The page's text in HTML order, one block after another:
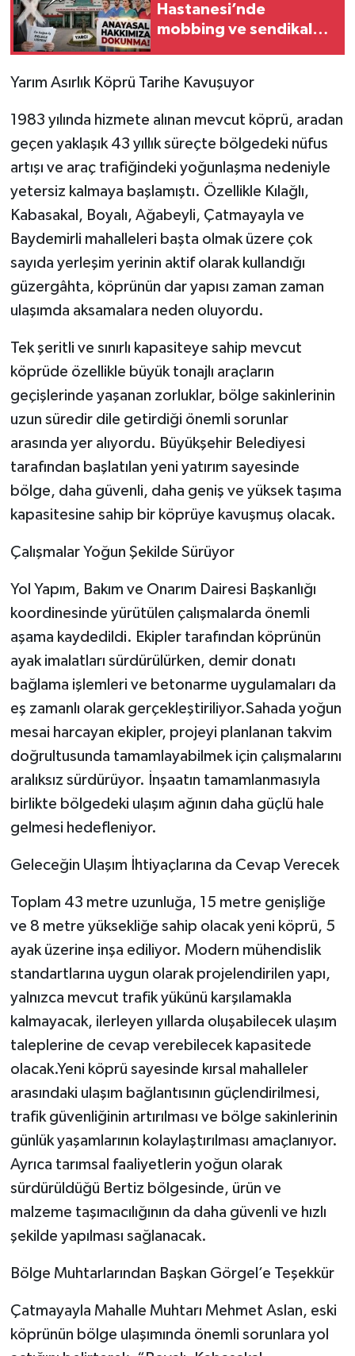
Hastanesi’nde
mobbing ve sendikal
Yarım Asırlık Köprü Tarihe Kavuşuyor
1983 yılında hizmete alınan mevcut köprü, aradan
geçen yaklaşık 43 yıllık süreçte bölgedeki nüfus
artışı ve araç trafiğindeki yoğunlaşma nedeniyle
yetersiz kalmaya başlamıştı. Özellikle Kılağlı,
Kabasakal, Boyalı, Ağabeyli, Çatmayayla ve
Baydemirli mahalleleri başta olmak üzere çok
sayıda yerleşim yerinin aktif olarak kullandığı
güzergâhta, köprünün dar yapısı zaman zaman
ulaşımda aksamalara neden oluyordu.
Tek şeritli ve sınırlı kapasiteye sahip mevcut
köprüde özellikle büyük tonajlı araçların
geçişlerinde yaşanan zorluklar, bölge sakinlerinin
uzun süredir dile getirdiği önemli sorunlar
arasında yer alıyordu. Büyükşehir Belediyesi
tarafından başlatılan yeni yatırım sayesinde
bölge, daha güvenli, daha geniş ve yüksek taşıma
kapasitesine sahip bir köprüye kavuşmuş olacak.
Çalışmalar Yoğun Şekilde Sürüyor
Yol Yapım, Bakım ve Onarım Dairesi Başkanlığı
koordinesinde yürütülen çalışmalarda önemli
aşama kaydedildi. Ekipler tarafından köprünün
ayak imalatları sürdürülürken, demir donatı
bağlama işlemleri ve betonarme uygulamaları da
eş zamanlı olarak gerçekleştiriliyor.Sahada yoğun
mesai harcayan ekipler, projeyi planlanan takvim
doğrultusunda tamamlayabilmek için çalışmalarını
aralıksız sürdürüyor. İnşaatın tamamlanmasıyla
birlikte bölgedeki ulaşım ağının daha güçlü hale
gelmesi hedefleniyor.
Geleceğin Ulaşım İhtiyaçlarına da Cevap Verecek
Toplam 43 metre uzunluğa, 15 metre genişliğe
ve 8 metre yüksekliğe sahip olacak yeni köprü, 5
ayak üzerine inşa ediliyor. Modern mühendislik
standartlarına uygun olarak projelendirilen yapı,
yalnızca mevcut trafik yükünü karşılamakla
kalmayacak, ilerleyen yıllarda oluşabilecek ulaşım
taleplerine de cevap verebilecek kapasitede
olacak.Yeni köprü sayesinde kırsal mahalleler
arasındaki ulaşım bağlantısının güçlendirilmesi,
trafik güvenliğinin artırılması ve bölge sakinlerinin
günlük yaşamlarının kolaylaştırılması amaçlanıyor.
Ayrıca tarımsal faaliyetlerin yoğun olarak
sürdürüldüğü Bertiz bölgesinde, ürün ve
malzeme taşımacılığının da daha güvenli ve hızlı
şekilde yapılması sağlanacak.
Bölge Muhtarlarından Başkan Görgel’e Teşekkür
Çatmayayla Mahalle Muhtarı Mehmet Aslan, eski
köprünün bölge ulaşımında önemli sorunlara yol